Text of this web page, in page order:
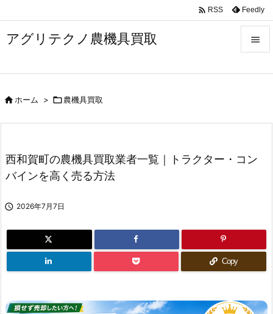
アグリテクノ農機具買取 


 RSS Feedly
ホーム > 農機具買取
西和賀町の農機具買取業者一覧｜トラクター・コン
バインを高く売る方法
 2026年7月7日
Copy